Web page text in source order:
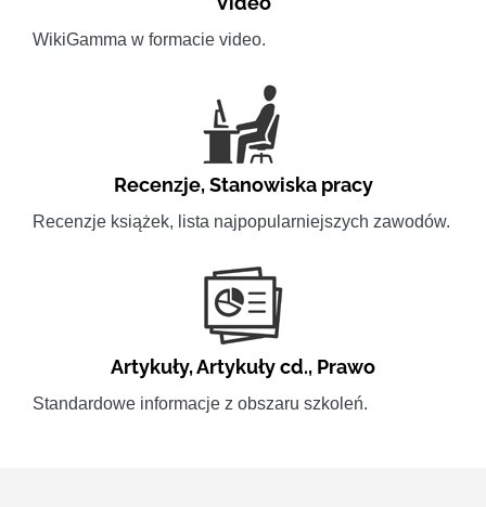
WikiGamma w formacie video.
Recenzje,Stanowiska pracy
Recenzje książek, lista najpopularniejszych zawodów.
Artykuły,Artykuły cd., Prawo
Standardowe informacje z obszaru szkoleń.